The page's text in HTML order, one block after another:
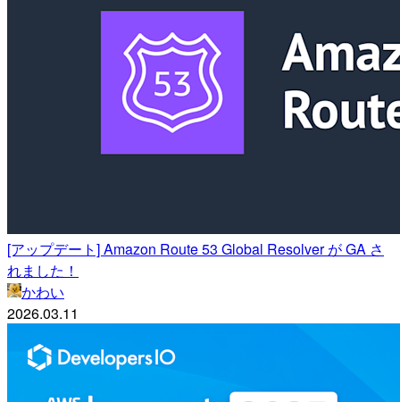
[アップデート] Amazon Route 53 Global Resolver が GA さ
れました！
かわい
2026.03.11